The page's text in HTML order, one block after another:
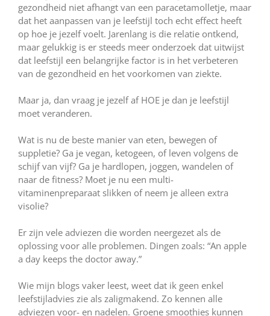
gezondheid niet afhangt van een paracetamolletje, maar
dat het aanpassen van je leefstijl toch echt effect heeft
op hoe je jezelf voelt. Jarenlang is die relatie ontkend,
maar gelukkig is er steeds meer onderzoek dat uitwijst
dat leefstijl een belangrijke factor is in het verbeteren
van de gezondheid en het voorkomen van ziekte.
Maar ja, dan vraag je jezelf af HOE je dan je leefstijl
moet veranderen.
Wat is nu de beste manier van eten, bewegen of
suppletie? Ga je vegan, ketogeen, of leven volgens de
schijf van vijf? Ga je hardlopen, joggen, wandelen of
naar de fitness? Moet je nu een multi-
vitaminenpreparaat slikken of neem je alleen extra
visolie?
Er zijn vele adviezen die worden neergezet als de
oplossing voor alle problemen. Dingen zoals: “An apple
a day keeps the doctor away.”
Wie mijn blogs vaker leest, weet dat ik geen enkel
leefstijladvies zie als zaligmakend. Zo kennen alle
adviezen voor- en nadelen. Groene smoothies kunnen